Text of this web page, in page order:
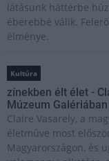
látásunk háttérbe
éberebbé válik.
élménye.
Kultúra
zínekben élt élet -
Múzeum Galériában
Claire Vasarely, a
életműve most
Magyarországon, és